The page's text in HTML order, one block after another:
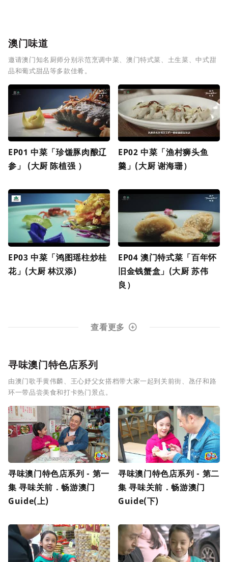
澳门味道
邀请澳门知名厨师分别示范烹调中菜、澳门特式菜、土生菜、中式甜
品和葡式甜品等多款佳肴。
EP01 中菜「珍馐豚肉酿辽
参」 (大厨 陈植强 ）
EP02 中菜「渔村狮头鱼
羹」(大厨 谢海珊）
EP03 中菜「鸿图瑶柱炒桂
花」(大厨 林汉添)
EP04 澳门特式菜「百年怀
旧金钱蟹盒」(大厨 苏伟
良）
查看更多
寻味澳门特色店系列
由澳门歌手黄伟麟、王心妤父女搭档带大家一起到关前街、氹仔和路
环一带品尝美食和打卡热门景点。
寻味澳门特色店系列 - 第一
集 寻味关前．畅游澳门
Guide(上)
寻味澳门特色店系列 - 第二
集 寻味关前．畅游澳门
Guide(下)